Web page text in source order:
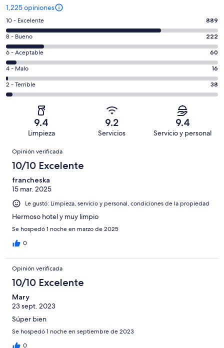
1,225 opiniones
Puntuación
de
10,
es
decir,
Excelente.
Basada
en
opiniones
10 - Excelente 889
Puntuación
de
8,
es
decir,
Bueno.
opiniones
8 - Bueno 222
Puntuación
de
6,
es
decir,
Aceptable.
de
1225
opiniones
6 - Aceptable 60
Puntuación
de
4,
Basada
16
de
opiniones
4 - Malo 16
Puntuación
de
Terrible.
Basada
38
de
1225
opiniones
2 - Terrible 38
9.4
Limpieza
9.2
Servicios
9.4
Servicio y personal
Opiniones
Opinión verificada
10/10 Excelente
francheska
15 mar. 2025
Le gustó: Limpieza, servicio y personal, condiciones de la propiedad
Hermoso hotel y muy limpio
Se hospedó 1 noche en marzo de 2025
0
Opinión verificada
10/10 Excelente
Mary
23 sept. 2023
Súper bien
Se hospedó 1 noche en septiembre de 2023
0